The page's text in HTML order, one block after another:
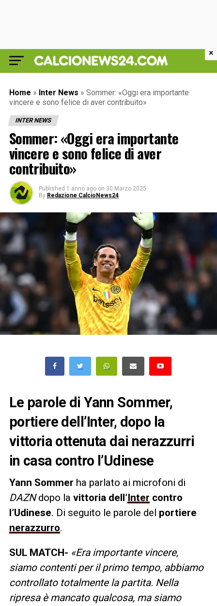
Home » Inter News » Sommer: «Oggi era importante
vincere e sono felice di aver contribuito»
INTER NEWS
Sommer: «Oggi era importante
vincere e sono felice di aver
contribuito»
Published 1 anno ago on 30 Marzo 2025
By Redazione CalcioNews24
Le parole di Yann Sommer,
portiere dell’Inter, dopo la
vittoria ottenuta dai nerazzurri
in casa contro l’Udinese
Yann Sommer ha parlato ai microfoni di
DAZNdopo la vittoria dell’Inter contro
l’Udinese. Di seguito le parole del portiere
nerazzurro.
SUL MATCH- «Era importante vincere,
siamo contenti per il primo tempo, abbiamo
controllato totalmente la partita. Nella
ripresa è mancato qualcosa, ma siamo
×